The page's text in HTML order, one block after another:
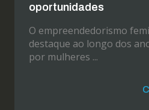
oportunidades
O empreendedorismo
destaque ao longo dos
por mulheres ...